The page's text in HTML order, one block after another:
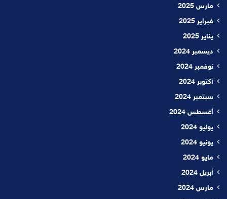
مارس 2025
فبراير 2025
يناير 2025
ديسمبر 2024
نوفمبر 2024
أكتوبر 2024
سبتمبر 2024
أغسطس 2024
يوليو 2024
يونيو 2024
مايو 2024
أبريل 2024
مارس 2024